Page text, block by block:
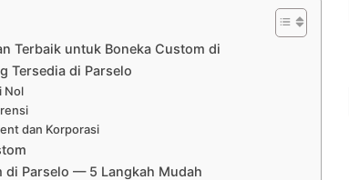
Terbaik untuk Boneka Custom di
Tersedia di Parselo
Nol
dan Korporasi
di Parselo — 5 Langkah Mudah